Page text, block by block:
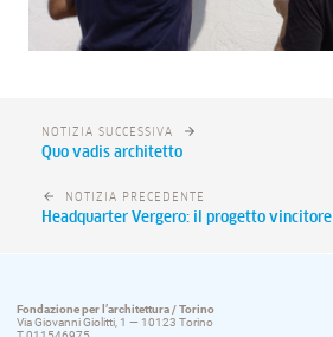
NOTIZIA SUCCESSIVA
Quo vadis architetto
NOTIZIA PRECEDENTE
Headquarter Vergero: il progetto vincitore
Fondazione per l’architettura / Torino
Via Giovanni Giolitti, 1 — 10123 Torino